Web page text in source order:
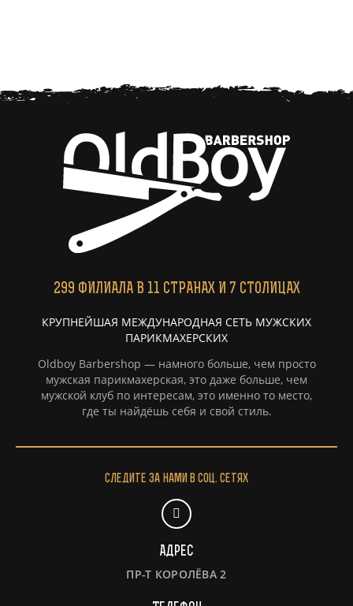
299 ФИЛИАЛАВ 11 СТРАНАХ И 7 СТОЛИЦАХ
КРУПНЕЙШАЯ МЕЖДУНАРОДНАЯ СЕТЬ МУЖСКИХ
ПАРИКМАХЕРСКИХ
Oldboy Barbershop — намного больше, чем просто
мужская парикмахерская, это даже больше, чем
мужской клуб по интересам, это именно то место,
где ты найдёшь себя и свой стиль.
Следите за нами в соц. сетях
Адрес
ПР-Т КОРОЛЁВА 2